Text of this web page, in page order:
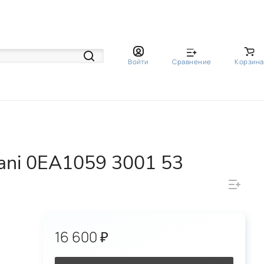
Войти Сравнение Корзина
0EA1059 3001 53
16 600 ₽